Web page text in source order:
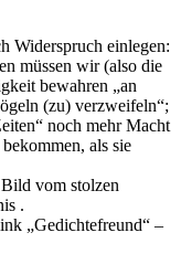
Widerspruch einlegen:
müssen wir (also die
bewahren „an
(zu) verzweifeln“;
noch mehr Macht
als sie
vom stolzen
.
„Gedichtefreund“ –